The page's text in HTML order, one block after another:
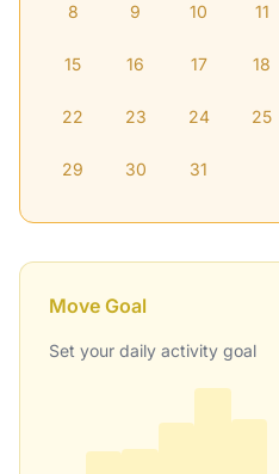
8 9 10 11
15 16 17 18
22 23 24 25
29 30 31
Move Goal
Set your daily activity goal